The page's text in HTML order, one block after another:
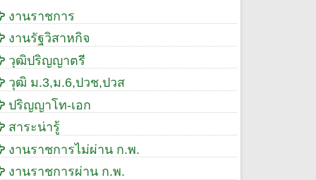
งานราชการ
งานรัฐวิสาหกิจ
วุฒิปริญญาตรี
วุฒิ ม.3,ม.6,ปวช,ปวส
ปริญญาโท-เอก
สาระน่ารู้
งานราชการไม่ผ่าน ก.พ.
งานราชการผ่าน ก.พ.